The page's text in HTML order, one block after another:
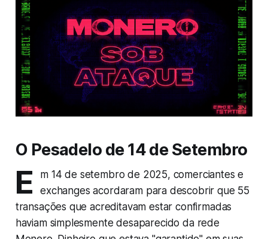
O Pesadelo de 14 de Setembro
E
m 14 de setembro de 2025, comerciantes e
exchanges acordaram para descobrir que 55
transações que acreditavam estar confirmadas
haviam simplesmente desaparecido da rede